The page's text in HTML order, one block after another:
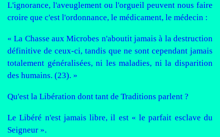
L'ignorance, l'aveuglement ou l'orgueil peuvent nous faire
croire que c'est l'ordonnance, le médicament, le médecin :
« La Chasse aux Microbes n'aboutit jamais à la destruction
définitive de ceux-ci, tandis que ne sont cependant jamais
totalement généralisées, ni les maladies, ni la disparition
des humains. (23). »
Qu'est la Libération dont tant de Traditions parlent ?
Le Libéré n'est jamais libre, il est « le parfait esclave du
Seigneur ».